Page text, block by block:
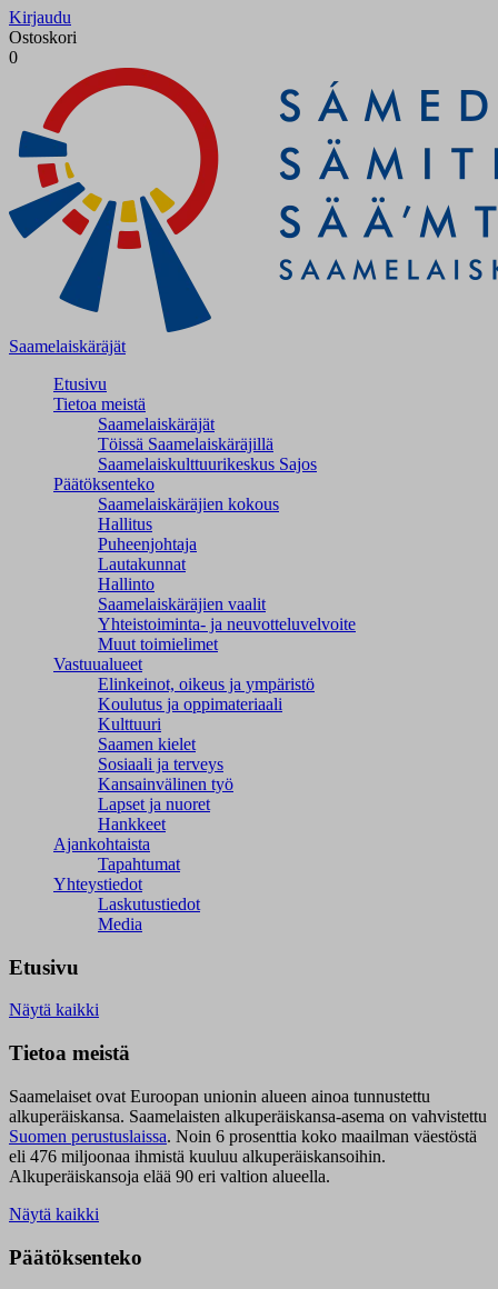
Kirjaudu
Ostoskori
0
Saamelaiskäräjät
Etusivu
Tietoa meistä
Saamelaiskäräjät
Töissä Saamelaiskäräjillä
Saamelaiskulttuuri­keskus Sajos
Päätöksenteko
Saamelaiskäräjien kokous
Hallitus
Puheenjohtaja
Lautakunnat
Hallinto
Saamelaiskäräjien vaalit
Yhteistoiminta- ja neuvotteluvelvoite
Muut toimielimet
Vastuualueet
Elinkeinot, oikeus ja ympäristö
Koulutus ja oppimateriaali
Kulttuuri
Saamen kielet
Sosiaali ja terveys
Kansainvälinen työ
Lapset ja nuoret
Hankkeet
Ajankohtaista
Tapahtumat
Yhteystiedot
Laskutustiedot
Media
Etusivu
Näytä kaikki
Tietoa meistä
Saamelaiset ovat Euroopan unionin alueen ainoa tunnustettu
alkuperäiskansa. Saamelaisten alkuperäiskansa-asema on vahvistettu
Suomen perustuslaissa. Noin 6 prosenttia koko maailman väestöstä
eli 476 miljoonaa ihmistä kuuluu alkuperäiskansoihin.
Alkuperäiskansoja elää 90 eri valtion alueella.
Näytä kaikki
Päätöksenteko